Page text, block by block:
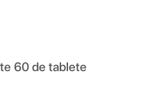
60 de tablete